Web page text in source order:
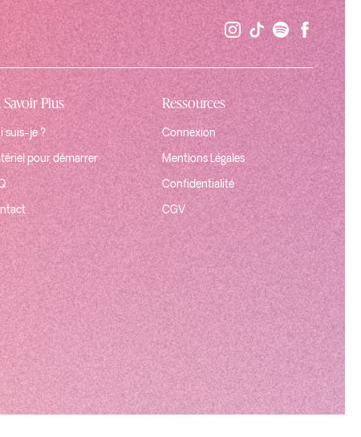
Savoir Plus
suis-je ?
pour démarrer
Ressources
Connexion
Mentions Légales
Confidentialité
CGV